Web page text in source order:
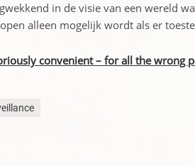
in de visie van een wereld
alleen mogelijk wordt als er
convenient – for all the wrong